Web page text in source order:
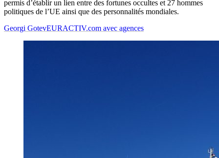
permis d’établir un lien entre des fortunes occultes et 27 hommes
politiques de l’UE ainsi que des personnalités mondiales.
Georgi GotevEURACTIV.com avec agences